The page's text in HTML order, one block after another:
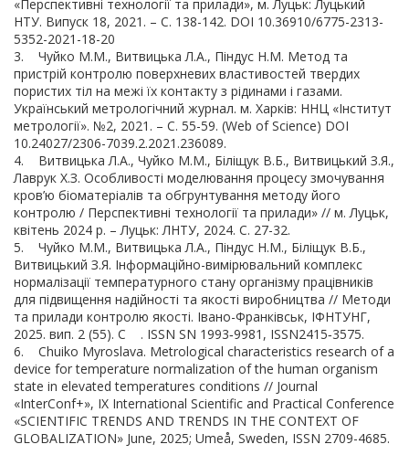
«Перспективні технології та прилади», м. Луцьк: Луцький
НТУ. Випуск 18, 2021. – С. 138-142. DOI 10.36910/6775-2313-
5352-2021-18-20
3. Чуйко М.М., Витвицька Л.А., Піндус Н.М. Метод та
пристрій контролю поверхневих властивостей твердих
пористих тіл на межі їх контакту з рідинами і газами.
Український метрологічний журнал. м. Харків: ННЦ «Інститут
метрології». №2, 2021. – С. 55-59. (Web of Science) DOI
10.24027/2306-7039.2.2021.236089.
4. Витвицька Л.А., Чуйко М.М., Біліщук В.Б., Витвицький З.Я.,
Лаврук Х.З. Особливості моделювання процесу змочування
кров’ю біоматеріалів та обгрунтування методу його
контролю / Перспективні технології та прилади» // м. Луцьк,
квітень 2024 р. – Луцьк: ЛНТУ, 2024. С. 27-32.
5. Чуйко М.М., Витвицька Л.А., Піндус Н.М., Біліщук В.Б.,
Витвицький З.Я. Інформаційно-вимірювальний комплекс
нормалізації температурного стану організму працівників
для підвищення надійності та якості виробництва // Методи
та прилади контролю якості. Івано-Франківськ, ІФНТУНГ,
2025. вип. 2 (55). С . ISSN SN 1993‐9981, ISSN2415‐3575.
6. Chuiko Myroslava. Metrological characteristics research of a
device for temperature normalization of the human organism
state in elevated temperatures conditions // Journal
«InterConf+», IX International Scientific and Practical Conference
«SCIENTIFIC TRENDS AND TRENDS IN THE CONTEXT OF
GLOBALIZATION» June, 2025; Umeå, Sweden, ISSN 2709-4685.